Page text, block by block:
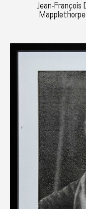
Jean-François